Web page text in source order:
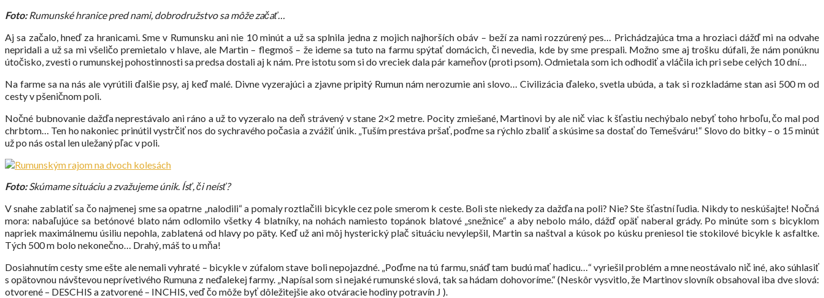
Foto:Rumunské hranice pred nami, dobrodružstvo sa môže začať…
Aj sa začalo, hneď za hranicami. Sme v Rumunsku ani nie 10 minút a už sa splnila jedna z mojich najhorších obáv – beží za nami rozzúrený pes… Prichádzajúca tma a hroziaci dážď mi na odvahe
nepridali a už sa mi všeličo premietalo v hlave, ale Martin – flegmoš – že ideme sa tuto na farmu spýtať domácich, či nevedia, kde by sme prespali. Možno sme aj trošku dúfali, že nám ponúknu
útočisko, zvesti o rumunskej pohostinnosti sa predsa dostali aj k nám. Pre istotu som si do vreciek dala pár kameňov (proti psom). Odmietala som ich odhodiť a vláčila ich pri sebe celých 10 dní…
Na farme sa na nás ale vyrútili ďalšie psy, aj keď malé. Divne vyzerajúci a zjavne pripitý Rumun nám nerozumie ani slovo… Civilizácia ďaleko, svetla ubúda, a tak si rozkladáme stan asi 500 m od
cesty v pšeničnom poli.
Nočné bubnovanie dažďa neprestávalo ani ráno a už to vyzeralo na deň strávený v stane 2×2 metre. Pocity zmiešané, Martinovi by ale nič viac k šťastiu nechýbalo nebyť toho hrboľu, čo mal pod
chrbtom… Ten ho nakoniec prinútil vystrčiť nos do sychravého počasia a zvážiť únik. „Tuším prestáva pršať, poďme sa rýchlo zbaliť a skúsime sa dostať do Temešváru!“ Slovo do bitky – o 15 minút
už po nás ostal len uležaný pľac v poli.
Foto:Skúmame situáciu a zvažujeme únik. Ísť, či neísť?
V snahe zablatiť sa čo najmenej sme sa opatrne „nalodili“ a pomaly roztlačili bicykle cez pole smerom k ceste. Boli ste niekedy za dažďa na poli? Nie? Ste šťastní ľudia. Nikdy to neskúšajte! Nočná
mora: nabaľujúce sa betónové blato nám odlomilo všetky 4 blatníky, na nohách namiesto topánok blatové „snežnice“ a aby nebolo málo, dážď opäť naberal grády. Po minúte som s bicyklom
napriek maximálnemu úsiliu nepohla, zablatená od hlavy po päty. Keď už ani môj hysterický plač situáciu nevylepšil, Martin sa naštval a kúsok po kúsku preniesol tie stokilové bicykle k asfaltke.
Tých 500 m bolo nekonečno… Drahý, máš to u mňa!
Dosiahnutím cesty sme ešte ale nemali vyhraté – bicykle v zúfalom stave boli nepojazdné. „Poďme na tú farmu, snáď tam budú mať hadicu…“ vyriešil problém a mne neostávalo nič iné, ako súhlasiť
s opätovnou návštevou neprívetivého Rumuna z neďalekej farmy. „Napísal som si nejaké rumunské slová, tak sa hádam dohovoríme.“ (Neskôr vysvitlo, že Martinov slovník obsahoval iba dve slová:
otvorené – DESCHIS a zatvorené – INCHIS, veď čo môže byť dôležitejšie ako otváracie hodiny potravín J ).